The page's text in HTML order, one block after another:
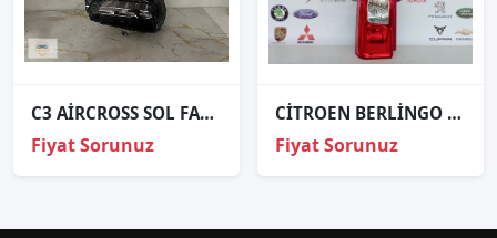
C3 AİRCROSS SOL FAR ORJİNAL
Fiyat Sorunuz
CİTROEN BERLİNGO ORJİNAL ÇIKMA SOL STOP
Fiyat Sorunuz